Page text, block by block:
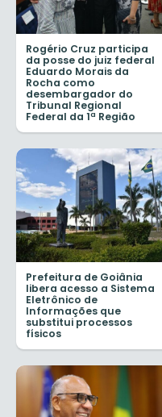
Rogério Cruz participa
da posse do juiz federal
Eduardo Morais da
Rocha como
desembargador do
Tribunal Regional
Federal da 1ª Região
Prefeitura de Goiânia
libera acesso a Sistema
Eletrônico de
Informações que
substitui processos
físicos